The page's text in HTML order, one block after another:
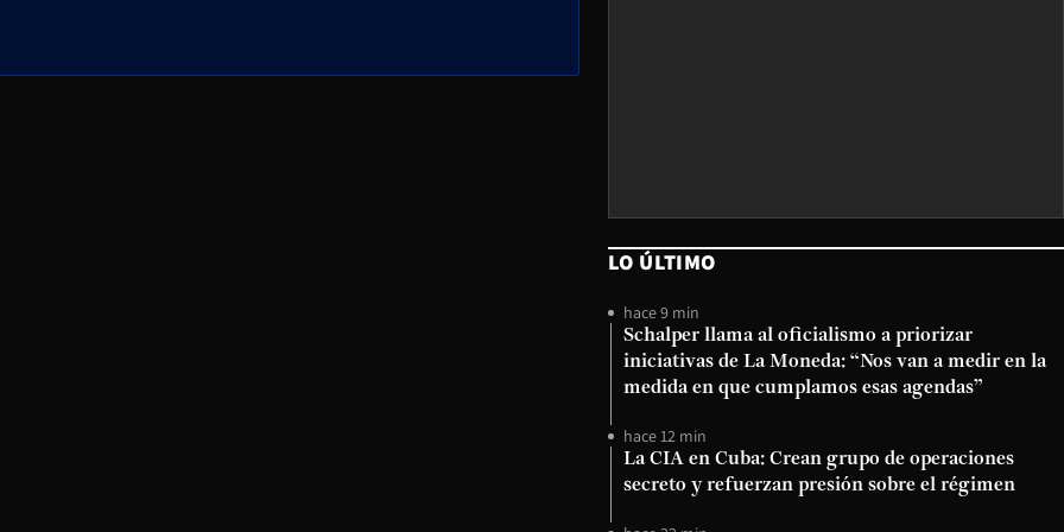
LO ÚLTIMO
hace 9 min
Schalper llama al oficialismo a priorizar
iniciativas de La Moneda: “Nos van a medir en la
medida en que cumplamos esas agendas”
hace 12 min
La CIA en Cuba: Crean grupo de operaciones
secreto y refuerzan presión sobre el régimen